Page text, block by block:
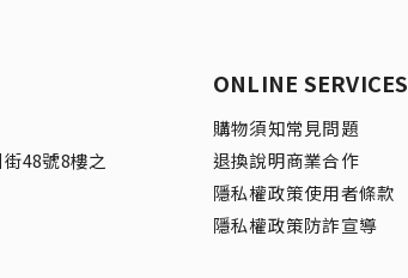
48號8樓之
ONLINE SERVICES
購物須知常見問題
退換說明商業合作
隱私權政策使用者條款
隱私權政策防詐宣導